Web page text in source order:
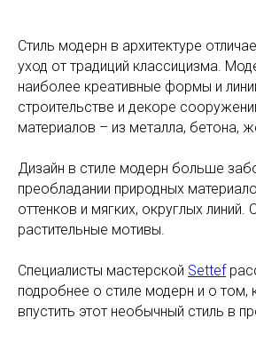
Стиль модерн в архитектуре
уход от традиций классицизма.
наиболее креативные формы и
строительстве и декоре
материалов – из металла, бетона,
Дизайн в стиле модерн больше
преобладании природных
оттенков и мягких, округлых линий.
растительные мотивы.
Специалисты мастерской Settef
подробнее о стиле модерн и о том,
впустить этот необычный стиль в